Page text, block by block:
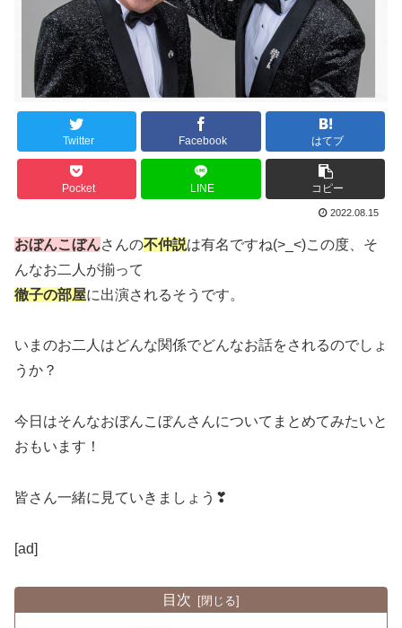
Twitter Facebook はてブ
Pocket LINE コピー
2022.08.15
おぼんこぼんさんの不仲説は有名ですね(>_<)この度、そ
んなお二人が揃って
徹子の部屋に出演されるそうです。
いまのお二人はどんな関係でどんなお話をされるのでしょ
うか？
今日はそんなおぼんこぼんさんについてまとめてみたいと
おもいます！
皆さん一緒に見ていきましょう❣
[ad]
目次